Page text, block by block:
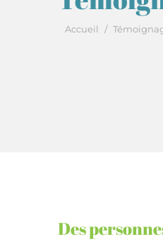
Vous êtes ici :
Accueil
Des